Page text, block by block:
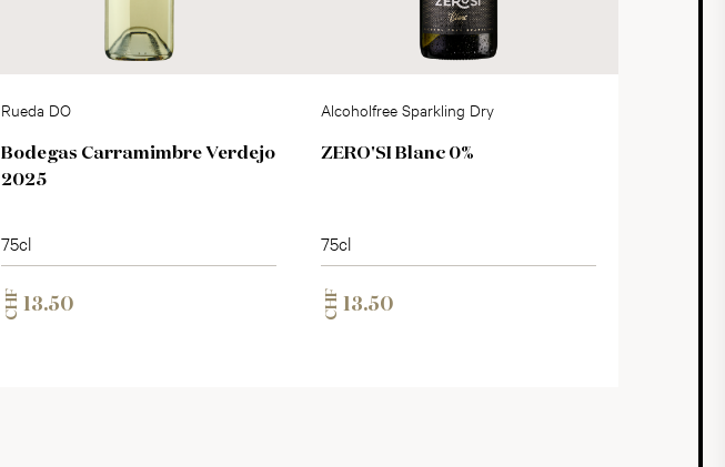
Rueda DO
Bodegas Carramimbre Verdejo
2025
75cl
CHF 13.50
Alcoholfree Sparkling Dry
ZERO'SI Blanc 0%
75cl
CHF 13.50